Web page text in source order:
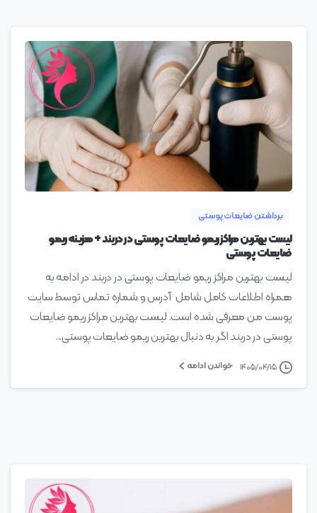
0
برداشتن ضایعات پوستی
لیست بهترین مراکز ریمو ضایعات پوستی در دربند + هزینه ریمو
ضایعات پوستی
لیست بهترین مراکز ریمو ضایعات پوستی در دربند در ادامه به
همراه اطلاعات کامل شامل آدرس و شماره تماس توسط سایت
پوست من معرفی شده است. لیست بهترین مراکز ریمو ضایعات
پوستی در دربند اگر به دنبال بهترین ریمو ضایعات پوستی...
۱۴۰۵/۰۴/۱۵ خواندن ادامه